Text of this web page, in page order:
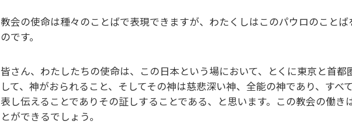
教会の使命は種々のことばで表現できますが、わたくしはこのパウロのこと
のです。
皆さん、わたしたちの使命は、この日本という場において、とくに東京と首
して、神がおられること、そしてその神は慈悲深い神、全能の神であり、すべ
表し伝えることでありその証しすることである、と思います。この教会の働き
とができるでしょう。